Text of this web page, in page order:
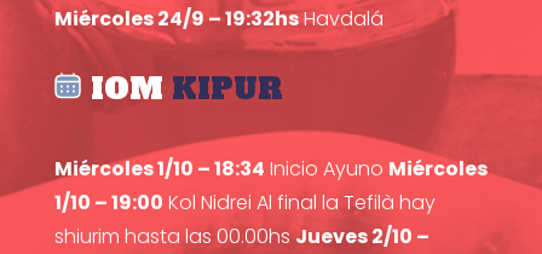
Miércoles 24/9 – 19:32hsHavdalá
IOM KIPUR
Miércoles 1/10 – 18:34 Inicio Ayuno Miércoles
1/10 – 19:00 Kol Nidrei Al final la Tefilà hay
shiurim hasta las 00.00hsJueves 2/10 –